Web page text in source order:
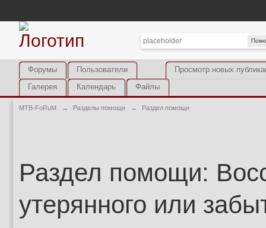
Просмотр новых
Форумы
Пользователи
Галерея
Календарь Файлы
MTB-FoRuM → Разделы помощи → Раздел помощи
Раздел помощи:
утерянного или